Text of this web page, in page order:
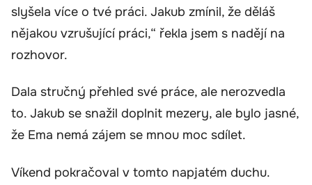
slyšela více o tvé práci. Jakub zmínil, že děláš
nějakou vzrušující práci,“ řekla jsem s nadějí na
rozhovor.
Dala stručný přehled své práce, ale nerozvedla
to. Jakub se snažil doplnit mezery, ale bylo jasné,
že Ema nemá zájem se mnou moc sdílet.
Víkend pokračoval v tomto napjatém duchu.